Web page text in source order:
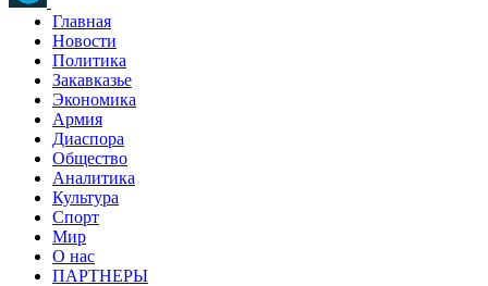
Главная
Новости
Политика
Закавказье
Экономика
Армия
Диаспора
Общество
Аналитика
Культура
Спорт
Мир
О нас
ПАРТНЕРЫ